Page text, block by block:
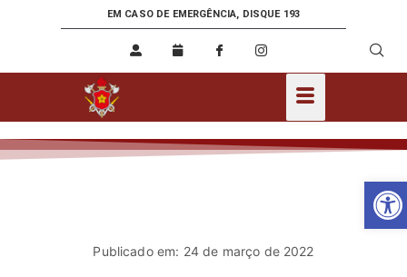
EM CASO DE EMERGÊNCIA, DISQUE 193
Publicado em: 24 de março de 2022